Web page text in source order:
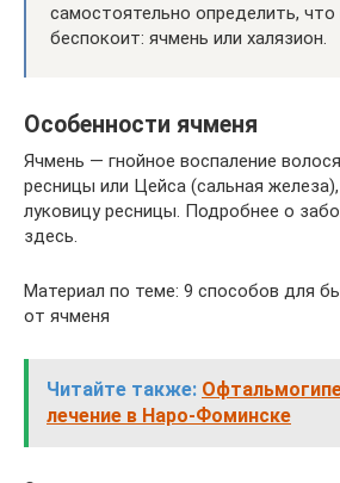
самостоятельно определить, что
беспокоит: ячмень или халязион.
Особенности ячменя
Ячмень — гнойное воспаление
ресницы или Цейса (сальная
луковицу ресницы. Подробнее о
здесь.
Материал по теме: 9 способов для
от ячменя
Читайте также:
лечение в Наро-Фоминске